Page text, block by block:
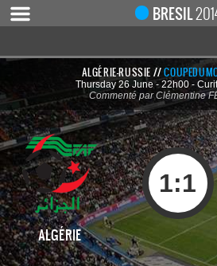
BRESIL
ACCUEIL
ACTUALITÉ
COUPE DU MONDE 2019
MONDIAL 2014
CALENDRIER / RÉSULTATS
QUARTS DE FINALE
DEMI-FINALES
ALGÉRIE-RUSSIE //
Thursday 26 June - 22h00 -
Commenté par Clémentine
ALGÉRIE
1:1